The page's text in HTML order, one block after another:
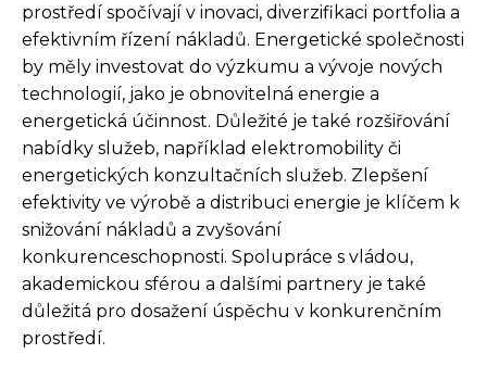
prostředí spočívají v inovaci, diverzifikaci portfolia a
efektivním řízení nákladů. Energetické společnosti
by měly investovat do výzkumu a vývoje nových
technologií, jako je obnovitelná energie a
energetická účinnost. Důležité je také rozšiřování
nabídky služeb, například elektromobility či
energetických konzultačních služeb. Zlepšení
efektivity ve výrobě a distribuci energie je klíčem k
snižování nákladů a zvyšování
konkurenceschopnosti. Spolupráce s vládou,
akademickou sférou a dalšími partnery je také
důležitá pro dosažení úspěchu v konkurenčním
prostředí.